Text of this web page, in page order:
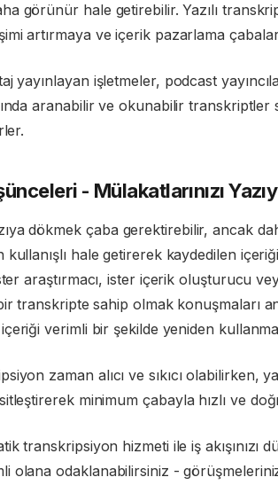
görünür hale getirebilir. Yazılı
artırmaya ve içerik pazarlama
yayınlayan işletmeler, podcast
aranabilir ve okunabilir transkriptler
- Mülakatlarınızı
dökmek çaba gerektirebilir, ancak
hale getirerek kaydedilen
araştırmacı, ister içerik oluşturucu
bir transkripte sahip olmak konuşmaları
içeriği verimli bir şekilde yeniden
zaman alıcı ve sıkıcı olabilirken,
minimum çabayla hızlı ve
transkripsiyon hizmeti ile iş akışınızı
olana odaklanabilirsiniz -